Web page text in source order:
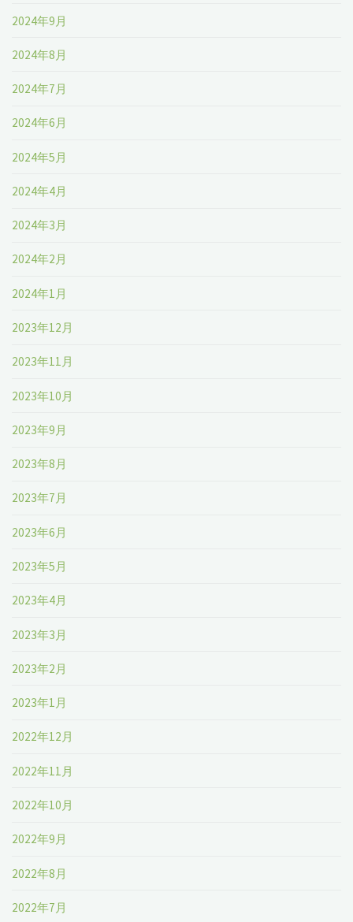
2024年9月
2024年8月
2024年7月
2024年6月
2024年5月
2024年4月
2024年3月
2024年2月
2024年1月
2023年12月
2023年11月
2023年10月
2023年9月
2023年8月
2023年7月
2023年6月
2023年5月
2023年4月
2023年3月
2023年2月
2023年1月
2022年12月
2022年11月
2022年10月
2022年9月
2022年8月
2022年7月